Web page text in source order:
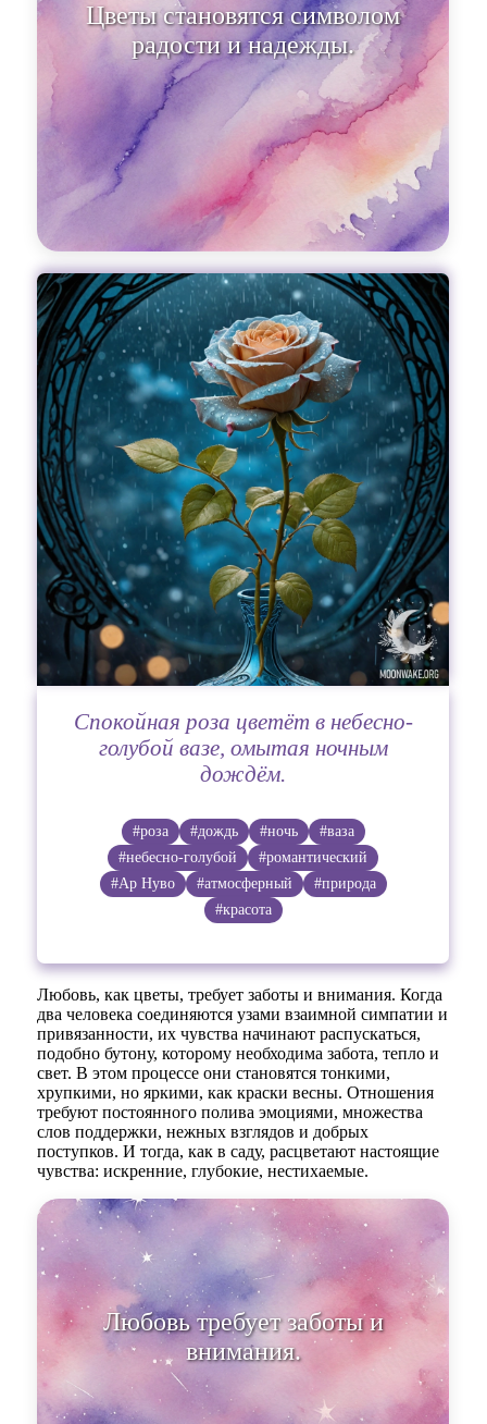
Цветы стано
Спокойная роза цветёт в небесно-
голубой вазе, омытая ночным
дождём.
#роза #дождь #ночь
#ваза
#небесно-голубой
#романтический
#Ар Нуво
#атмосферный
#природа
#красота
Любовь, как цветы, требует заботы и внимания. Когда
два человека соединяются узами взаимной симпатии и
привязанности, их чувства начинают распускаться,
подобно бутону, которому необходима забота, тепло и
свет. В этом процессе они становятся тонкими,
хрупкими, но яркими, как краски весны. Отношения
требуют постоянного полива эмоциями, множества
слов поддержки, нежных взглядов и добрых
поступков. И тогда, как в саду, расцветают настоящие
чувства: искренние, глубокие, нестихаемые.